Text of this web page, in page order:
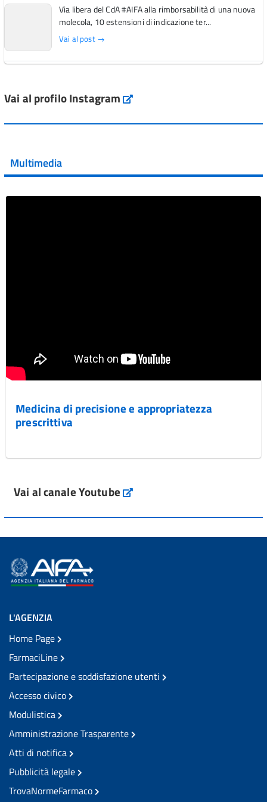
Via libera del CdA #AIFA alla rimborsabilità di una nuova
molecola, 10 estensioni di indicazione ter...
Vai al post →
Vai al post →
Vai al post →
Vai al profilo Instagram Instagram
Multimedia
Medicina di precisione e appropriatezza
prescrittiva
Vai al canale Youtube
L'AGENZIA
Home Page
FarmaciLine
Partecipazione e soddisfazione utenti
Accesso civico
Modulistica
Amministrazione Trasparente
Atti di notifica
Pubblicità legale
TrovaNormeFarmaco